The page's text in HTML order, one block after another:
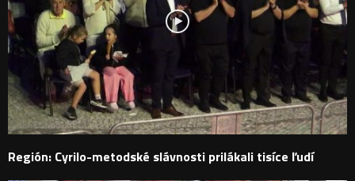
Región: Cyrilo-metodské slávnosti prilákali tisíce ľudí